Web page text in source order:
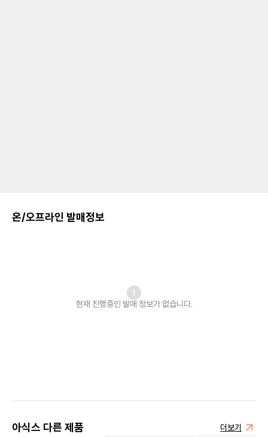
온/오프라인 발매정보
현재 진행중인 발매 정보가 없습니다.
아식스 다른 제품 더보기